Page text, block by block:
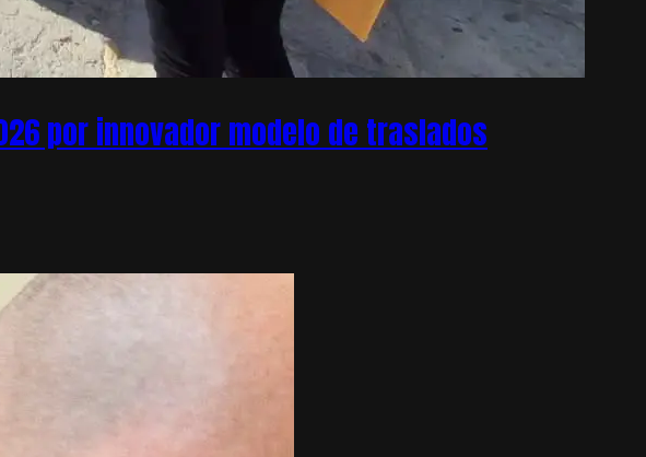
por innovador modelo de traslados